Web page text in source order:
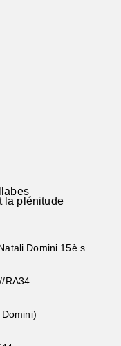
plénitude
Domini 15è s
RA34